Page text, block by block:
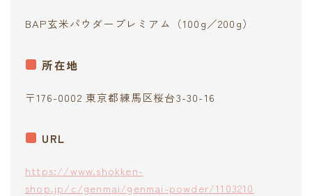
BAP玄米パウダープレミアム（100g／200g）
所在地
〒176-0002 東京都練馬区桜台3-30-16
URL
https://www.shokken-
shop.jp/c/genmai/genmai-powder/1103210